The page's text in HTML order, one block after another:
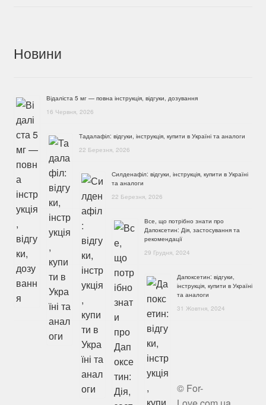
Новини
Відаліста 5 мг — повна інструкція, відгуки, дозування
16 Червня, 2026
Тадалафіл: відгуки, інструкція, купити в Україні та аналоги
22 Березня, 2026
Силденафіл: відгуки, інструкція, купити в Україні
та аналоги
22 Березня, 2026
Все, що потрібно знати про
Дапоксетин: Дія, застосування та
рекомендації
29 Грудня, 2024
Дапоксетин: відгуки,
інструкція, купити в Україні
та аналоги
31 Жовтня, 2024
© For-